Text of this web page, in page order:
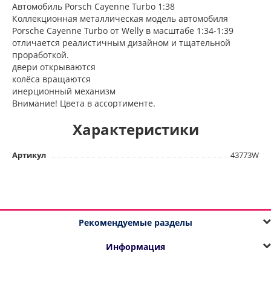
Автомобиль Porsch Cayenne Turbo 1:38
Коллекционная металлическая модель автомобиля
Porsche Cayenne Turbo от Welly в масштабе 1:34-1:39
отличается реалистичным дизайном и тщательной
проработкой.
двери открываются
колёса вращаются
инерционный механизм
Внимание! Цвета в ассортименте.
Характеристики
Артикул 43773W
Рекомендуемые разделы
Информация